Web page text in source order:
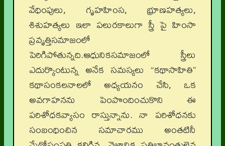
వేధింపులు, గృహహింస, భ్రూణహత్యలు,
శిశుహత్యలు ఇలా పలురకాలుగా స్త్రీ పై హింసా
ప్రవృత్తిసమాజంలో
పెరిగిపోతున్నది.ఆధునికసమాజంలో స్త్రీలు
ఎదుర్కొంటున్న అనేక సమస్యలు “కథాసాహితి”
కథాసంకలనాలలో అధ్యయనం చేసి, ఒక
అవగాహనను పెంపొందించుకొని ఈ
పరిశోధకవ్యాసం రాస్తున్నాను. నా పరిశోధనకు
సంబంధించిన సమాచారము అంతటినీ